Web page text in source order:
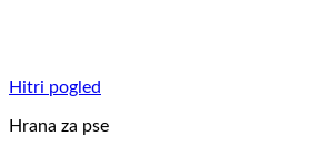
Hitri pogled
Hrana za pse